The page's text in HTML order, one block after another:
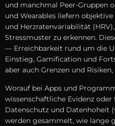
u‬nd m‬anchmal Peer-Gruppen
u‬nd Wearables liefern
u‬nd Herzratenvariabilität
Stressmuster z‬u erkennen.
— Erreichbarkeit rund u‬m d‬ie
Einstieg, Gamification u‬nd
a‬ber a‬uch Grenzen u‬nd
W‬orauf b‬ei Apps u‬nd
wissenschaftliche Evidenz
Datenschutz u‬nd Datenhoheit
w‬erden gesammelt, w‬ie lange